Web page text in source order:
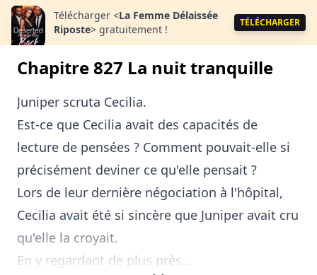
Télécharger <La Femme Délaissée
Riposte> gratuitement !
TÉLÉCHARGER
Chapitre 827 La nuit tranquille
Juniper scruta Cecilia.
Est-ce que Cecilia avait des capacités de
lecture de pensées ? Comment pouvait-elle si
précisément deviner ce qu'elle pensait ?
Lors de leur dernière négociation à l'hôpital,
Cecilia avait été si sincère que Juniper avait cru
qu'elle la croyait.
En y regardant de plus près...